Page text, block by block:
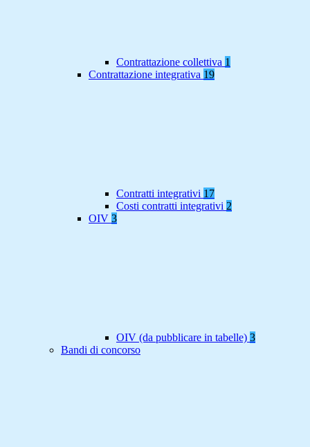
Contrattazione collettiva 1
Contrattazione integrativa 19
Contratti integrativi 17
Costi contratti integrativi 2
OIV 3
OIV (da pubblicare in tabelle) 3
Bandi di concorso